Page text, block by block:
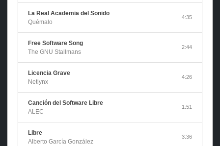
La Real Academia del Sonido
Quémalo
4:35
Free Software Song
The GNU Stallmans
2:44
Licencia Grave
Netlynx
4:26
Canción del Software Libre
ALEC
1:51
Libre
Alberto García González
3:36